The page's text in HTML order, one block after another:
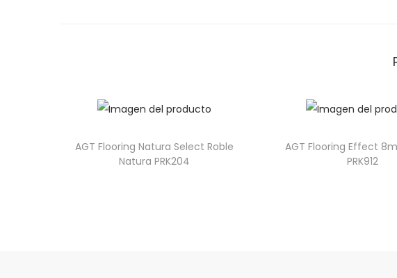
AGT Flooring Natura Select Roble
Natura PRK204
AGT Flooring Effect
PRK912